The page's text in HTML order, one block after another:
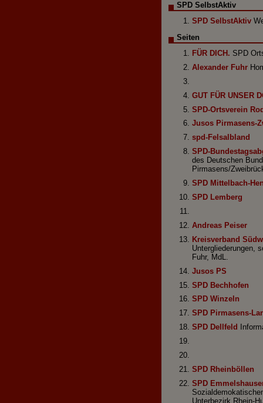
SPD SelbstAktiv
SPD SelbstAktiv
Seiten
FÜR DICH. SPD
Alexander Fuhr
GUT FÜR UNSER
SPD-Ortsverein
Jusos Pirmasens-
spd-Felsalbland
SPD-
des Deutschen
Pirmasens/
SPD Mittelbach-
SPD Lemberg
Andreas Peiser
Kreisverband
Untergliederungen,
Fuhr, MdL.
Jusos PS
SPD Bechhofen
SPD Winzeln
SPD Pirmasens-
SPD Dellfeld
SPD Rheinböllen
SPD
Unterbezirk Rhein-